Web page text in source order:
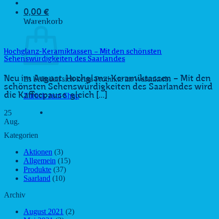
0,00 €
Warenkorb
Es befinden sich keine Produkte im Warenkorb.
Zurück zum Shop
Hochglanz-Keramiktassen – Mit den schönsten
Sehenswürdigkeiten des Saarlandes
Neu im August: Hochglanz-Keramiktassen – Mit den
schönsten Sehenswürdigkeiten des Saarlandes wird
die Kaffeepause gleich [...]
25
Aug.
Kategorien
Aktionen (3)
Allgemein (15)
Produkte (37)
Saarland (10)
Archiv
August 2021 (2)